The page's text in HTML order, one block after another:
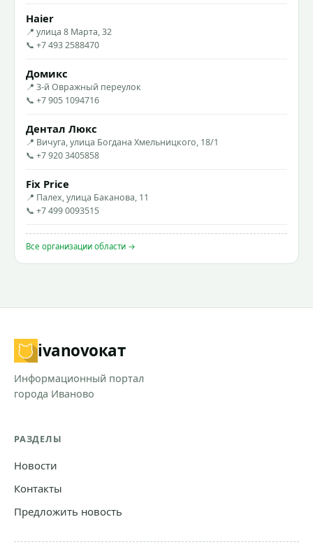
Haier
📍 улица 8 Марта, 32
📞 +7 493 2588470
Домикс
📍 3-й Овражный переулок
📞 +7 905 1094716
Дентал Люкс
📍 Вичуга, улица Богдана Хмельницкого, 18/1
📞 +7 920 3405858
Fix Price
📍 Палех, улица Баканова, 11
📞 +7 499 0093515
Все организации области →
ivanovoкат
Информационный портал
города Иваново
РАЗДЕЛЫ
Новости
Контакты
Предложить новость